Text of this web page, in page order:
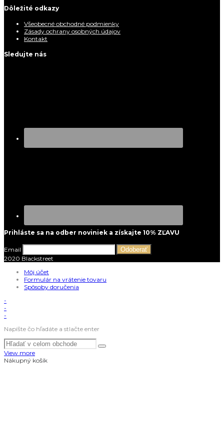
Dôležité odkazy
Všeobecné obchodné podmienky
Zásady ochrany osobných údajov
Kontakt
Sledujte nás
Prihláste sa na odber noviniek a získajte 10% ZĽAVU
Email
Odoberať
2020 Blackstreet
Môj účet
Formulár na vrátenie tovaru
Spôsoby doručenia
-
-
-
Napíšte čo hľadáte a stlačte enter
View more
Nákupný košík